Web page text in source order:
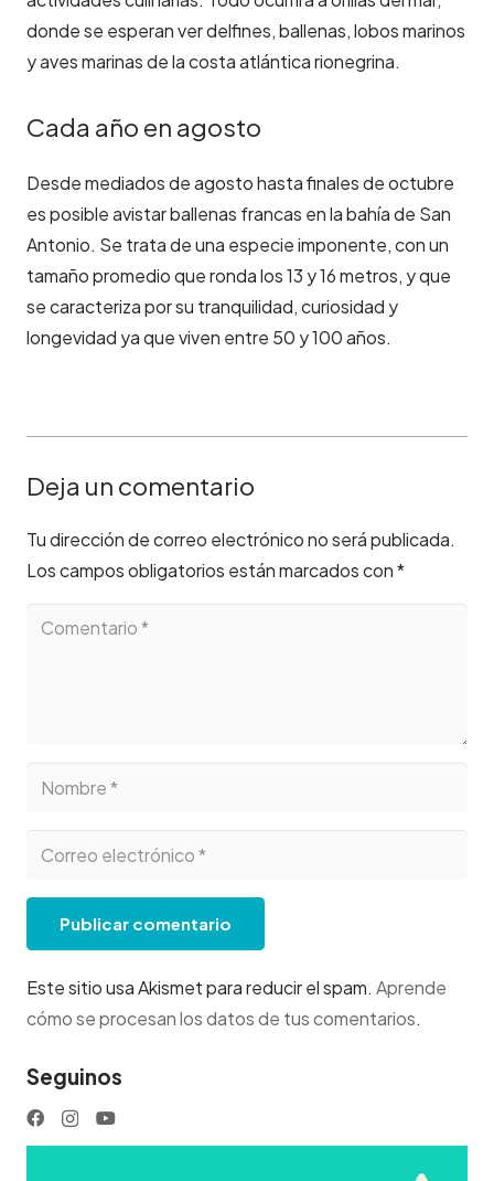
donde se esperan ver delfines, ballenas, lobos marinos
y aves marinas de la costa atlántica rionegrina.
Cada año en agosto
Desde mediados de agosto hasta finales de octubre
es posible avistar ballenas francas en la bahía de San
Antonio. Se trata de una especie imponente, con un
tamaño promedio que ronda los 13 y 16 metros, y que
se caracteriza por su tranquilidad, curiosidad y
longevidad ya que viven entre 50 y 100 años.
Deja un comentario
Tu dirección de correo electrónico no será publicada.
Los campos obligatorios están marcados con*
Publicar comentario
Este sitio usa Akismet para reducir el spam. Aprende
cómo se procesan los datos de tus comentarios.
Seguinos